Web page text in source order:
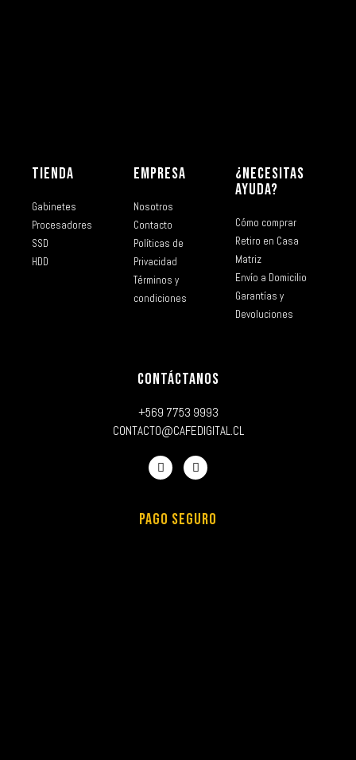
TIENDA
Gabinetes
Procesadores
SSD
HDD
EMPRESA
Nosotros
Contacto
Políticas de
Privacidad
Términos y
condiciones
¿NECESITAS
AYUDA?
Cómo comprar
Retiro en Casa
Matriz
Envío a Domicilio
Garantías y
Devoluciones
CONTÁCTANOS
+569 7753 9993
CONTACTO@CAFEDIGITAL.CL
PAGO SEGURO